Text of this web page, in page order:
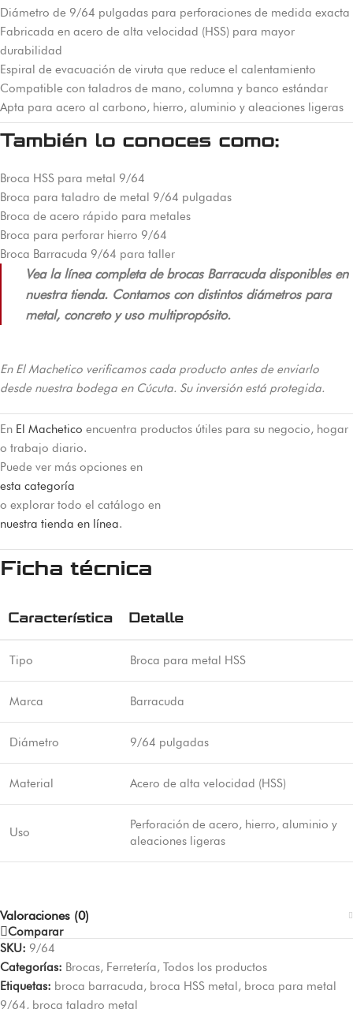
Diámetro de 9/64 pulgadas para perforaciones de medida exacta
Fabricada en acero de alta velocidad (HSS) para mayor
durabilidad
Espiral de evacuación de viruta que reduce el calentamiento
Compatible con taladros de mano, columna y banco estándar
Apta para acero al carbono, hierro, aluminio y aleaciones ligeras
También lo conoces como:
Broca HSS para metal 9/64
Broca para taladro de metal 9/64 pulgadas
Broca de acero rápido para metales
Broca para perforar hierro 9/64
Broca Barracuda 9/64 para taller
Vea la línea completa de brocas Barracuda disponibles en
nuestra tienda. Contamos con distintos diámetros para
metal, concreto y uso multipropósito.
En El Machetico verificamos cada producto antes de enviarlo
desde nuestra bodega en Cúcuta. Su inversión está protegida.
En El Machetico encuentra productos útiles para su negocio, hogar
o trabajo diario.
Puede ver más opciones en
esta categoría
o explorar todo el catálogo en
nuestra tienda en línea.
Ficha técnica
Característica Detalle
Tipo Broca para metal HSS
Marca Barracuda
Diámetro 9/64 pulgadas
Material Acero de alta velocidad (HSS)
Uso
Perforación de acero, hierro, aluminio y
aleaciones ligeras
Valoraciones (0)
Comparar
SKU: 9/64
Categorías: Brocas, Ferretería, Todos los productos
Etiquetas: broca barracuda, broca HSS metal, broca para metal
9/64, broca taladro metal